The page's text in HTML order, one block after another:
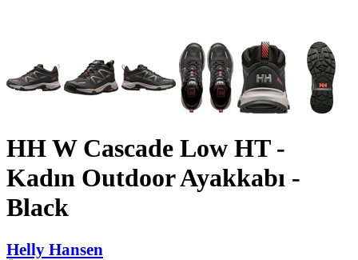
HH W Cascade Low HT -
Kadın Outdoor Ayakkabı -
Black
Helly Hansen